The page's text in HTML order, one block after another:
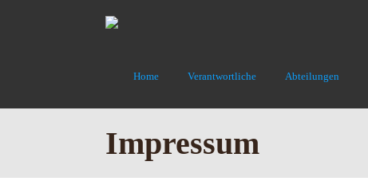
Home Verantwortliche Abteilungen
Impressum